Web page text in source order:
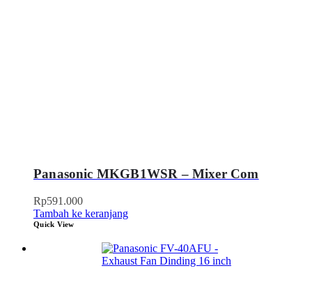
Panasonic MKGB1WSR – Mixer Com
Rp591.000
Tambah ke keranjang
Quick View